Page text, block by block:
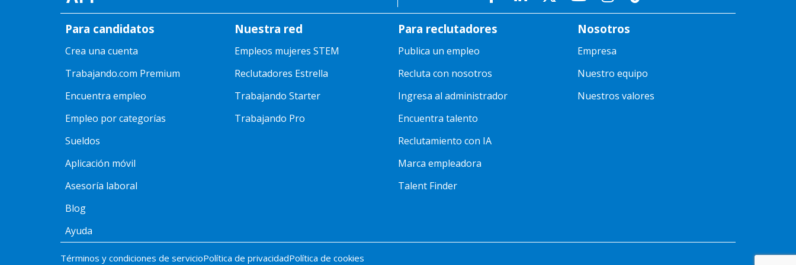
Para candidatos
Crea una cuenta
Trabajando.com Premium
Encuentra empleo
Empleo por categorías
Sueldos
Aplicación móvil
Asesoría laboral
Blog
Ayuda
Nuestra red
Empleos mujeres STEM
Reclutadores Estrella
Trabajando Starter
Trabajando Pro
Para reclutadores
Publica un empleo
Recluta con nosotros
Ingresa al administrador
Encuentra talento
Reclutamiento con IA
Marca empleadora
Talent Finder
Nosotros
Empresa
Nuestro equipo
Nuestros valores
Términos y condiciones de servicioPolítica de privacidadPolítica de cookies